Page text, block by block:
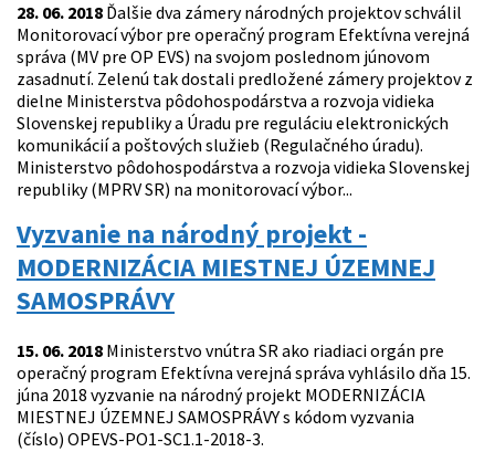
28. 06. 2018 Ďalšie dva zámery národných projektov schválil
Monitorovací výbor pre operačný program Efektívna verejná
správa (MV pre OP EVS) na svojom poslednom júnovom
zasadnutí. Zelenú tak dostali predložené zámery projektov z
dielne Ministerstva pôdohospodárstva a rozvoja vidieka
Slovenskej republiky a Úradu pre reguláciu elektronických
komunikácií a poštových služieb (Regulačného úradu).
Ministerstvo pôdohospodárstva a rozvoja vidieka Slovenskej
republiky (MPRV SR) na monitorovací výbor...
Vyzvanie na národný projekt -
MODERNIZÁCIA MIESTNEJ ÚZEMNEJ
SAMOSPRÁVY
15. 06. 2018 Ministerstvo vnútra SR ako riadiaci orgán pre
operačný program Efektívna verejná správa vyhlásilo dňa 15.
júna 2018 vyzvanie na národný projekt MODERNIZÁCIA
MIESTNEJ ÚZEMNEJ SAMOSPRÁVY s kódom vyzvania
(číslo) OPEVS-PO1-SC1.1-2018-3.